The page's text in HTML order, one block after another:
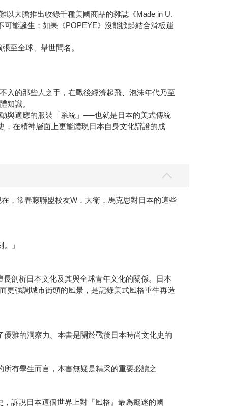
以大膽推出收錄千種美國商品的雜誌《Made in U.
能誕生；如果《POPEYE》沒能掀起結合滑板運
至全球、舉世聞名。
入的那些人之手，在戰後經濟起飛、泡沫年代乃至
知識。
與適應的服裝「系統」──也就是日本的美式傳統
在精神層面上更能體現日本自身文化辯證的成
，常春藤聯盟校友W．大衛．馬克思對日本的這些
」
剖析日本文化及其與全球青年文化的關係。日本
更強調城市街頭的風景，是記錄美式風格重生再造
雅的洞察力。本書是關於戰後日本時尚文化史的
有學生而言，本書無疑是精采的重要必讀之
訴說日本這個世界上對『風格』最為癡迷的國